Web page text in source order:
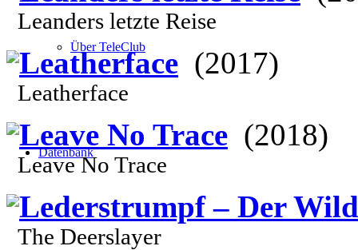
Über TeleClub
Datenbank
Leanders letzte Reise
Leatherface (2017)
Leatherface
Leave No Trace (2018)
Leave No Trace
Lederstrumpf – Der
The Deerslayer